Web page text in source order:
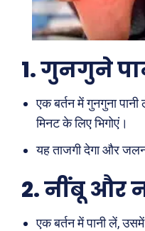
1.गुनगुने
एक बर्तन में गुनगुना
मिनट के लिए भिगोएं।
यह ताजगी देगा और
2.नींबू और
एक बर्तन में पानी लें,